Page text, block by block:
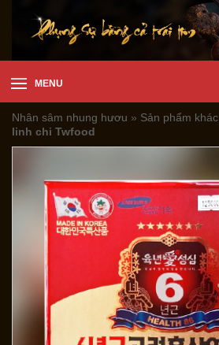
MENU
Nhân sâm nhung hươu » Sản phẩm khác
linh chi Twfood